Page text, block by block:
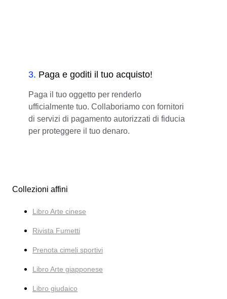
3. Paga e goditi il tuo acquisto!
Paga il tuo oggetto per renderlo
ufficialmente tuo. Collaboriamo con fornitori
di servizi di pagamento autorizzati di fiducia
per proteggere il tuo denaro.
Collezioni affini
Libro Arte cinese
Rivista Fumetti
Prenota cimeli sportivi
Libro Arte giapponese
Libro giudaico